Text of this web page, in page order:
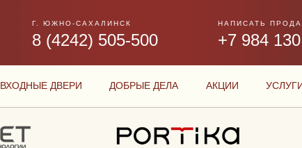
Г. ЮЖНО-САХАЛИНСК
8 (4242) 505-500
НАПИСАТЬ
+7 984
ВХОДНЫЕ ДВЕРИ ДОБРЫЕ ДЕЛА АКЦИИ